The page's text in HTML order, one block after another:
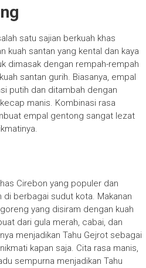
satu sajian berkuah khas
kuah santan yang kental dan kaya
dimasak dengan rempah-rempah
santan gurih. Biasanya, empal
putih dan ditambah dengan
manis. Kombinasi rasa
empal gentong sangat lezat
Cirebon yang populer dan
di berbagai sudut kota. Makanan
yang disiram dengan kuah
dari gula merah, cabai, dan
menjadikan Tahu Gejrot sebagai
kapan saja. Cita rasa manis,
sempurna menjadikan Tahu